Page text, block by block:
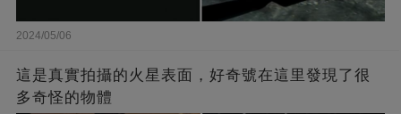
2024/05/06
這是真實拍攝的火星表面，好奇號在這里發現了很
多奇怪的物體